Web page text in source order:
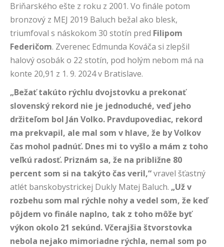
Briňarského ešte z roku z 2001. Vo finále potom
bronzový z MEJ 2019 Baluch bežal ako blesk,
triumfoval s náskokom 30 stotín pred Filipom
Federičom. Zverenec Edmunda Kováča si zlepšil
halový osobák o 22 stotín, pod holým nebom má na
konte 20,91 z 1. 9. 2024 v Bratislave.
„Bežať takúto rýchlu dvojstovku a prekonať
slovenský rekord nie je jednoduché, veď jeho
držiteľom bol Ján Volko. Pravdupovediac, rekord
ma prekvapil, ale mal som v hlave, že by Volkov
čas mohol padnúť. Dnes mi to vyšlo a mám z toho
veľkú radosť. Priznám sa, že na približne 80
percent som si na takýto čas veril,“vravel šťastný
atlét banskobystrickej Dukly Matej Baluch. „Už v
rozbehu som mal rýchle nohy a vedel som, že keď
pôjdem vo finále naplno, tak z toho môže byť
výkon okolo 21 sekúnd. Včerajšia štvorstovka
nebola nejako mimoriadne rýchla, nemal som po